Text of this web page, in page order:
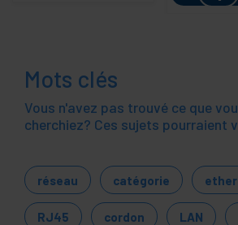
Mots clés
Vous n'avez pas trouvé ce que
cherchiez? Ces sujets pourraient
réseau catégorie
RJ45 cordon LAN